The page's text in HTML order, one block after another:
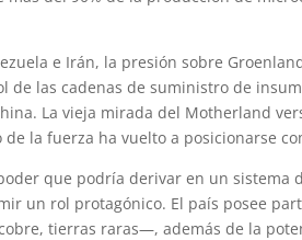
e Irán, la presión sobre
de las cadenas de suministro de
La vieja mirada del Motherland
la fuerza ha vuelto a posicionarse
que podría derivar en un sistema
un rol protagónico. El país posee
tierras raras—, además de la